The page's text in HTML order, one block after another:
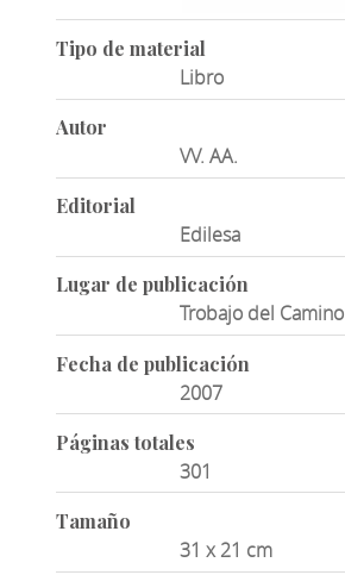
Tipo de material
Libro
Autor
VV. AA.
Editorial
Edilesa
Lugar de publicación
Trobajo del Camino
Fecha de publicación
2007
Páginas totales
301
Tamaño
31 x 21 cm